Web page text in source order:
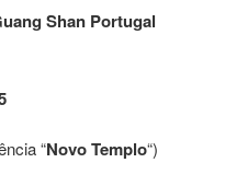
Shan Portugal
“Novo Templo“)